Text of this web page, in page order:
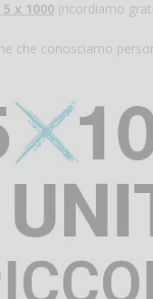
x 1000 (ricordiamo
che conosciamo